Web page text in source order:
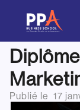
PPA
le
Publié le 17